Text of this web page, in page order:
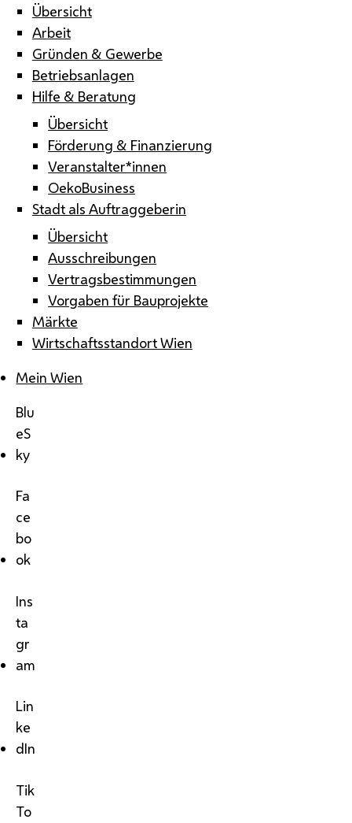
Übersicht
Arbeit
Gründen & Gewerbe
Betriebsanlagen
Hilfe & Beratung
Übersicht
Förderung & Finanzierung
Veranstalter*innen
OekoBusiness
Stadt als Auftraggeberin
Übersicht
Ausschreibungen
Vertragsbestimmungen
Vorgaben für Bauprojekte
Märkte
Wirtschaftsstandort Wien
Mein Wien
Blu
eS
ky
Fa
ce
bo
ok
Ins
ta
gr
am
Lin
ke
dIn
Tik
To